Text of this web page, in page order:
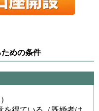
めの条件